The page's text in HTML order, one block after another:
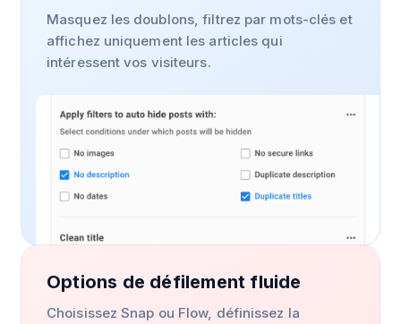
Masquez les doublons, filtrez par mots-clés et
affichez uniquement les articles qui
intéressent vos visiteurs.
Options de défilement fluide
Choisissez Snap ou Flow, définissez la